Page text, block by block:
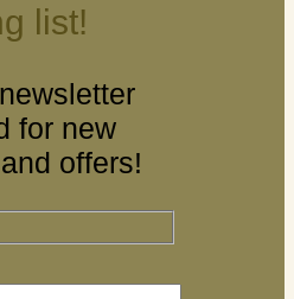
list!
for new
offers!